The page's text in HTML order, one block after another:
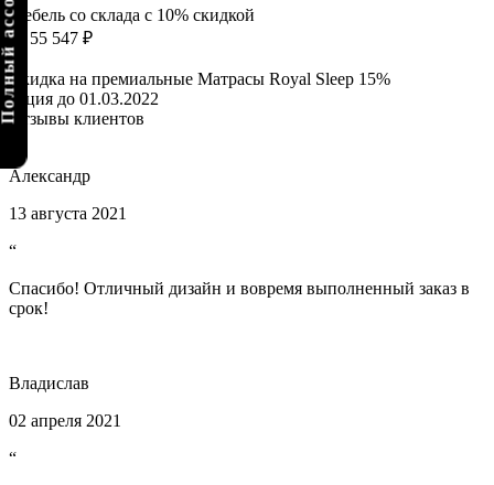
Мебель со склада с 10% скидкой
от 55 547 ₽
Скидка на премиальные Матрасы Royal Sleep 15%
акция до 01.03.2022
Отзывы клиентов
Александр
13 августа 2021
“
Спасибо! Отличный дизайн и вовремя выполненный заказ в
срок!
Владислав
02 апреля 2021
“